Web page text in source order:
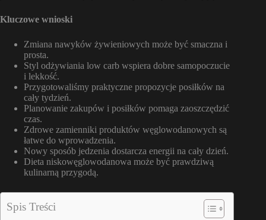
Kluczowe wnioski
Zmiana nawyków żywieniowych może być smaczna i
prosta.
Styl odżywiania low carb wspiera dobre samopoczucie
i lekkość.
Przygotowaliśmy praktyczne propozycje posiłków na
cały tydzień.
Planowanie zakupów i posiłków pomaga zaoszczędzić
czas.
Zdrowe zamienniki produktów węglowodanowych są
łatwe do wprowadzenia.
Nowy sposób jedzenia dostarcza energii na cały dzień.
Dieta niskowęglowodanowa może być prawdziwą
kulinarną przygodą.
Spis Treści